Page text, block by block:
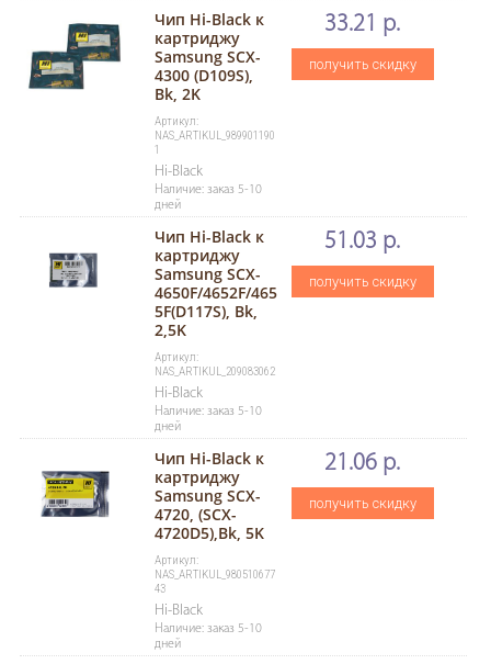
Чип Hi-Black к
картриджу
Samsung SCX-
4300 (D109S),
Bk, 2K
Артикул:
NAS_ARTIKUL_989901190
1
Hi-Black
Наличие: заказ 5-10
дней
33.21 р.
получить скидку
Чип Hi-Black к
картриджу
Samsung SCX-
4650F/4652F/465
5F(D117S), Bk,
2,5K
Артикул:
NAS_ARTIKUL_209083062
Hi-Black
Наличие: заказ 5-10
дней
51.03 р.
получить скидку
Чип Hi-Black к
картриджу
Samsung SCX-
4720, (SCX-
4720D5),Bk, 5K
Артикул:
NAS_ARTIKUL_980510677
43
Hi-Black
Наличие: заказ 5-10
дней
21.06 р.
получить скидку